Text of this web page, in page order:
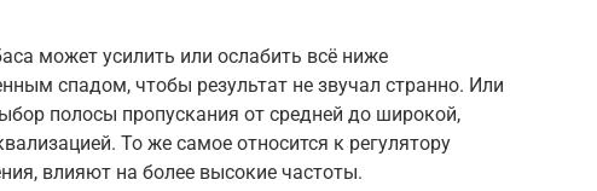
может усилить или ослабить всё ниже
спадом, чтобы результат не звучал странно. Или
полосы пропускания от средней до широкой,
То же самое относится к регулятору
влияют на более высокие частоты.